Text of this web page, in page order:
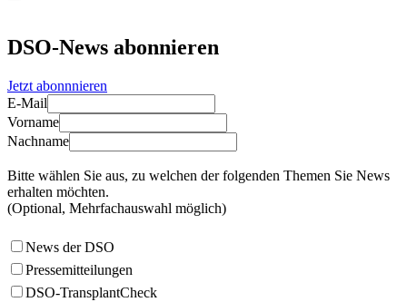
DSO-News abonnieren
Jetzt abonnnieren
E-Mail
Vorname
Nachname
Bitte wählen Sie aus, zu welchen der folgenden Themen Sie News
erhalten möchten.
(Optional, Mehrfachauswahl möglich)
News der DSO
Pressemitteilungen
DSO-TransplantCheck